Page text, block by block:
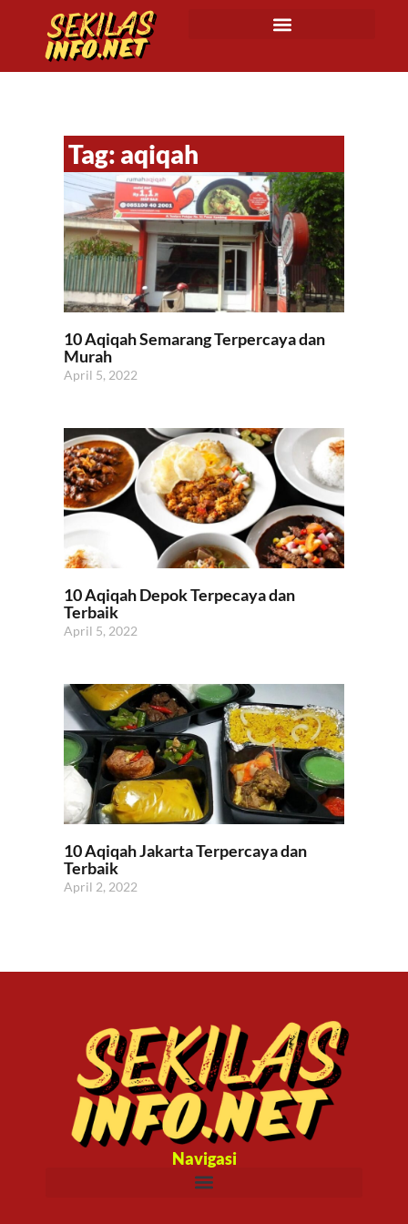
Tag: aqiqah
10 Aqiqah Semarang Terpercaya dan
Murah
April 5, 2022
10 Aqiqah Depok Terpecaya dan
Terbaik
April 5, 2022
10 Aqiqah Jakarta Terpercaya dan
Terbaik
April 2, 2022
Navigasi